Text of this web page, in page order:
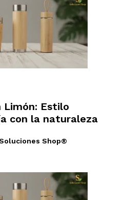
Limón: Estilo
con la naturaleza
Shop®